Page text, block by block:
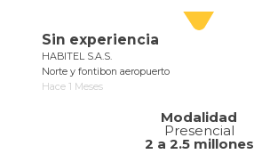
Sin experiencia
HABITEL S.A.S.
Norte y fontibon aeropuerto
Hace 1 Meses
Modalidad
Presencial
2 a 2.5 millones